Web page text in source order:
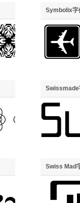
Symbolix字
Swissmade
Swiss Mad